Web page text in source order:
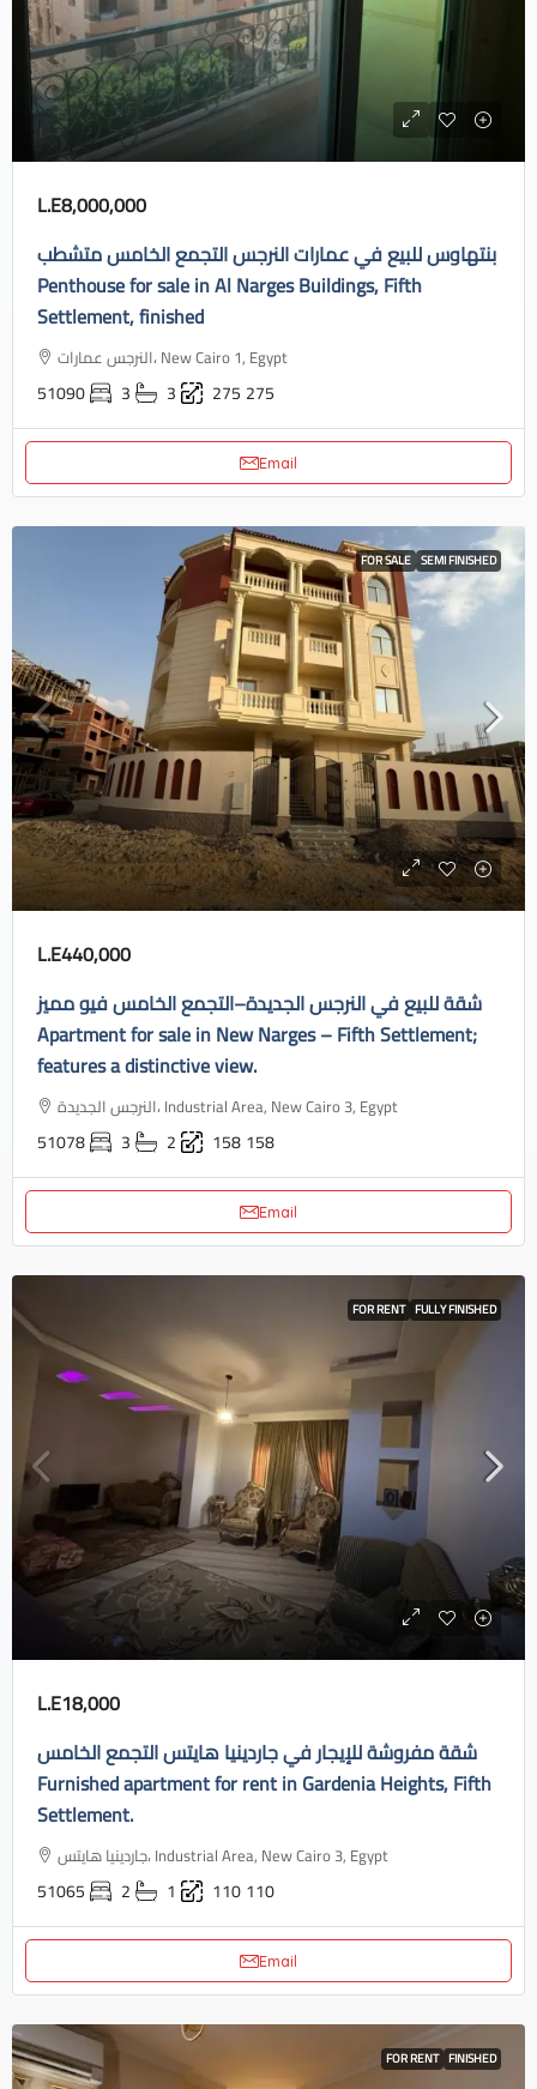
L.E8,000,000
بنتهاوس للبيع في عمارات النرجس التجمع الخامس متشطب
Penthouse for sale in Al Narges Buildings, Fifth
Settlement, finished
النرجس عمارات، New Cairo 1, Egypt
51090 3 3 275 275
Email
FOR SALE SEMI FINISHED
L.E440,000
شقة للبيع في النرجس الجديدة–التجمع الخامس فيو مميز
Apartment for sale in New Narges – Fifth Settlement;
features a distinctive view.
النرجس الجديدة، Industrial Area, New Cairo 3, Egypt
51078 3 2 158158
Email
FOR RENT FULLY FINISHED
L.E18,000
شقة مفروشة للإيجار في جاردينيا هايتس التجمع الخامس
Furnished apartment for rent in Gardenia Heights, Fifth
Settlement.
جاردينيا هايتس، Industrial Area, New Cairo 3, Egypt
51065 2 1 110110
Email
FOR RENT FINISHED